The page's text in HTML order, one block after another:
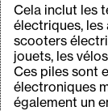
Cela inclut les
électriques, les
scooters
jouets, les
Ces piles sont
électroniques
également un